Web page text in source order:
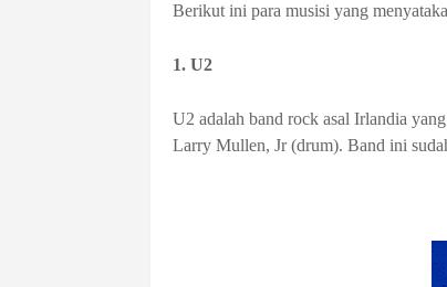
Berikut ini para musisi yang
1. U2
U2 adalah band rock asal Irlandia
Larry Mullen, Jr (drum). Band ini